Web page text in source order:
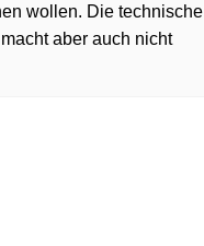
wollen. Die technische
aber auch nicht